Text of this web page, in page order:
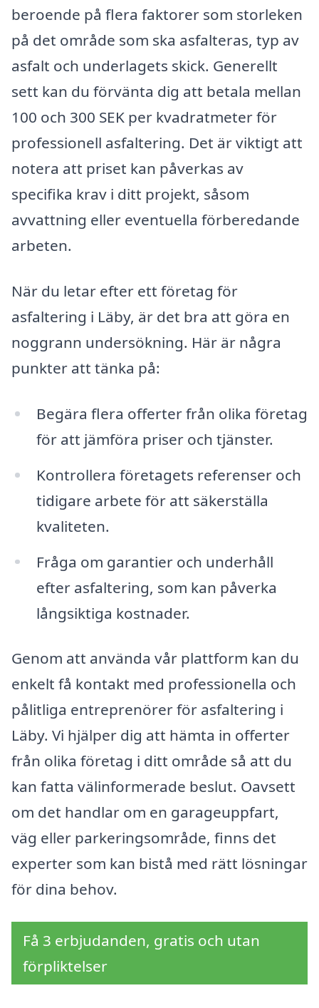
beroende på flera faktorer som storleken
på det område som ska asfalteras, typ av
asfalt och underlagets skick. Generellt
sett kan du förvänta dig att betala mellan
100 och 300 SEK per kvadratmeter för
professionell asfaltering. Det är viktigt att
notera att priset kan påverkas av
specifika krav i ditt projekt, såsom
avvattning eller eventuella förberedande
arbeten.
När du letar efter ett företag för
asfaltering i Läby, är det bra att göra en
noggrann undersökning. Här är några
punkter att tänka på:
Begära flera offerter från olika företag
för att jämföra priser och tjänster.
Kontrollera företagets referenser och
tidigare arbete för att säkerställa
kvaliteten.
Fråga om garantier och underhåll
efter asfaltering, som kan påverka
långsiktiga kostnader.
Genom att använda vår plattform kan du
enkelt få kontakt med professionella och
pålitliga entreprenörer för asfaltering i
Läby. Vi hjälper dig att hämta in offerter
från olika företag i ditt område så att du
kan fatta välinformerade beslut. Oavsett
om det handlar om en garageuppfart,
väg eller parkeringsområde, finns det
experter som kan bistå med rätt lösningar
för dina behov.
Få 3 erbjudanden, gratis och utan
förpliktelser